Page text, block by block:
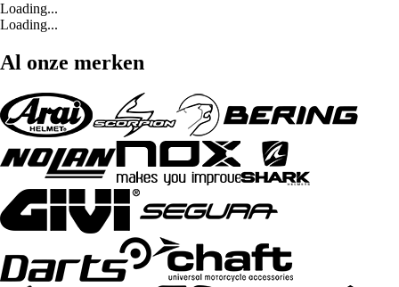
Loading...
Loading...
Al onze merken